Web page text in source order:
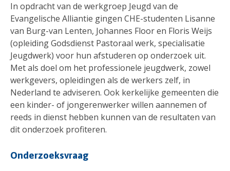
In opdracht van de werkgroep Jeugd van de
Evangelische Alliantie gingen CHE-studenten Lisanne
van Burg-van Lenten, Johannes Floor en Floris Weijs
(opleiding Godsdienst Pastoraal werk, specialisatie
Jeugdwerk) voor hun afstuderen op onderzoek uit.
Met als doel om het professionele jeugdwerk, zowel
werkgevers, opleidingen als de werkers zelf, in
Nederland te adviseren. Ook kerkelijke gemeenten die
een kinder- of jongerenwerker willen aannemen of
reeds in dienst hebben kunnen van de resultaten van
dit onderzoek profiteren.
Onderzoeksvraag